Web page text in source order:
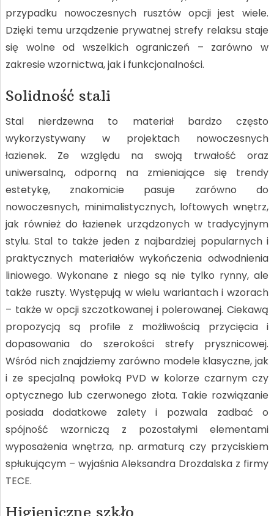
przypadku nowoczesnych rusztów opcji jest wiele.
Dzięki temu urządzenie prywatnej strefy relaksu staje
się wolne od wszelkich ograniczeń – zarówno w
zakresie wzornictwa, jak i funkcjonalności.
Solidność stali
Stal nierdzewna to materiał bardzo często
wykorzystywany w projektach nowoczesnych
łazienek. Ze względu na swoją trwałość oraz
uniwersalną, odporną na zmieniające się trendy
estetykę, znakomicie pasuje zarówno do
nowoczesnych, minimalistycznych, loftowych wnętrz,
jak również do łazienek urządzonych w tradycyjnym
stylu. Stal to także jeden z najbardziej popularnych i
praktycznych materiałów wykończenia odwodnienia
liniowego. Wykonane z niego są nie tylko rynny, ale
także ruszty. Występują w wielu wariantach i wzorach
– także w opcji szczotkowanej i polerowanej. Ciekawą
propozycją są profile z możliwością przycięcia i
dopasowania do szerokości strefy prysznicowej.
Wśród nich znajdziemy zarówno modele klasyczne, jak
i ze specjalną powłoką PVD w kolorze czarnym czy
optycznego lub czerwonego złota. Takie rozwiązanie
posiada dodatkowe zalety i pozwala zadbać o
spójność wzorniczą z pozostałymi elementami
wyposażenia wnętrza, np. armaturą czy przyciskiem
spłukującym – wyjaśnia Aleksandra Drozdalska z firmy
TECE.
Higieniczne szkło